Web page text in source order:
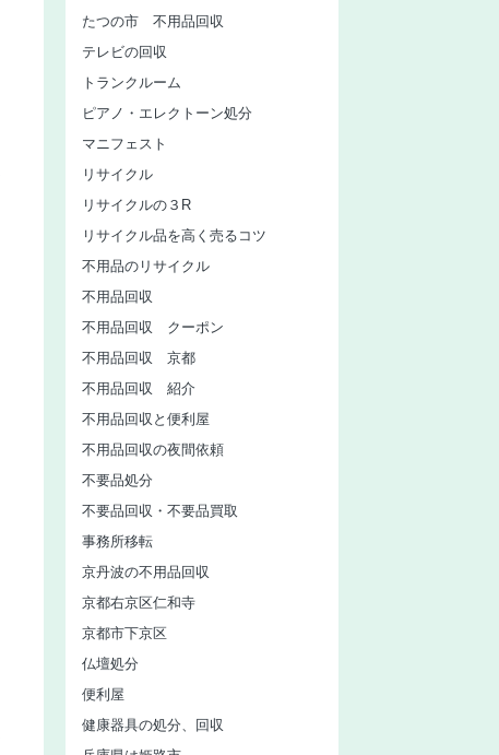
たつの市 不用品回収
テレビの回収
トランクルーム
ピアノ・エレクトーン処分
マニフェスト
リサイクル
リサイクルの３R
リサイクル品を高く売るコツ
不用品のリサイクル
不用品回収
不用品回収 クーポン
不用品回収 京都
不用品回収 紹介
不用品回収と便利屋
不用品回収の夜間依頼
不要品処分
不要品回収・不要品買取
事務所移転
京丹波の不用品回収
京都右京区仁和寺
京都市下京区
仏壇処分
便利屋
健康器具の処分、回収